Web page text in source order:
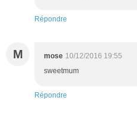
Répondre
M mose 10/12/2016 19:55
sweetmum
Répondre